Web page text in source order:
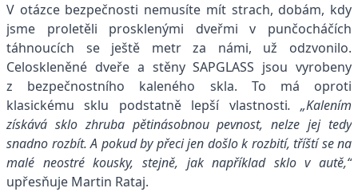
V otázce bezpečnosti nemusíte mít strach, dobám, kdy
jsme proletěli prosklenými dveřmi v punčocháčích
táhnoucích se ještě metr za námi, už odzvonilo.
Celoskleněné dveře a stěny SAPGLASS jsou vyrobeny
z bezpečnostního kaleného skla. To má oproti
klasickému sklu podstatně lepší vlastnosti. „Kalením
získává sklo zhruba pětinásobnou pevnost, nelze jej tedy
snadno rozbít. A pokud by přeci jen došlo k rozbití, tříští se na
malé neostré kousky, stejně, jak například sklo v autě,“
upřesňuje Martin Rataj.